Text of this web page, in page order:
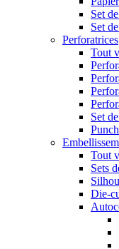
Set
Set
Perforatrices
Tout
Set
Tout
Sets
Die-